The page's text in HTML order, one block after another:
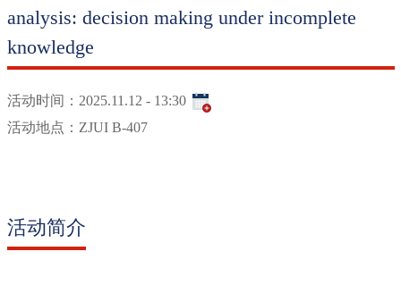
analysis: decision making under incomplete
knowledge
活动时间： 2025.11.12 - 13:30
活动地点： ZJUI B-407
活动简介